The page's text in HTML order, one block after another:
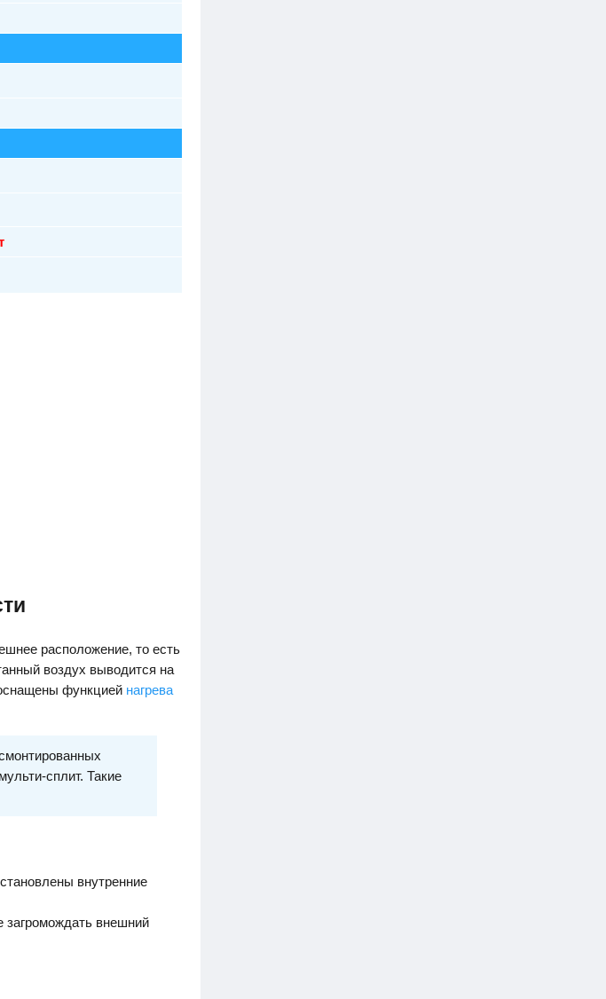
расположение, то есть
воздух выводится на
функцией нагрева
сплит. Такие
внутренние
загромождать внешний